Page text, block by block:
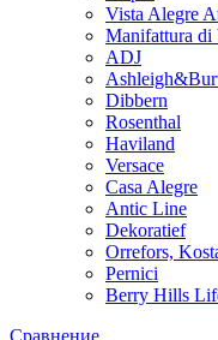
Vista Alegre
Manifattura di
ADJ
Dibbern
Rosenthal
Haviland
Versace
Casa Alegre
Antic Line
Dekoratief
Orrefors,
Pernici
Berry Hills
Сравнение